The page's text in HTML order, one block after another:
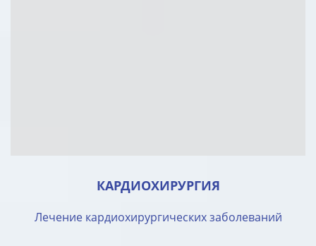
КАРДИОХИРУРГИЯ
Лечение кардиохирургических заболеваний